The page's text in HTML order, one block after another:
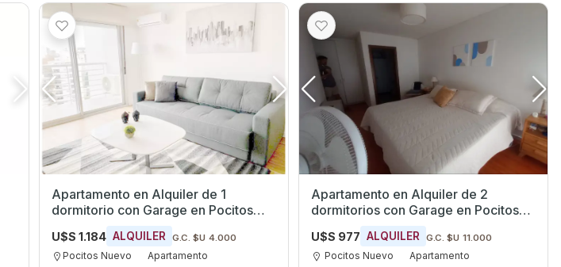
Apartamento en Alquiler de 1
dormitorio con Garage en Pocitos
Nuevo, Montevideo
U$S 1.184 ALQUILER G.C. $U 4.000
Pocitos Nuevo Apartamento
Apartamento en Alquiler de 2
dormitorios con Garage en Pocitos
Nuevo, Montevideo
U$S 977 ALQUILER G.C. $U 11.000
Pocitos Nuevo Apartamento